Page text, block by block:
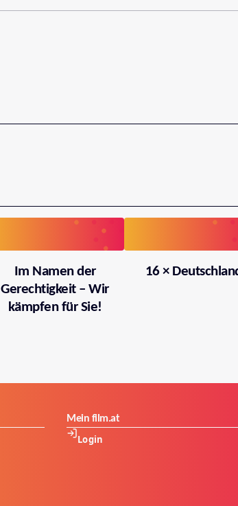
Im Namen der
Gerechtigkeit – Wir
kämpfen für Sie!
16 ×
Mein film.at
Login